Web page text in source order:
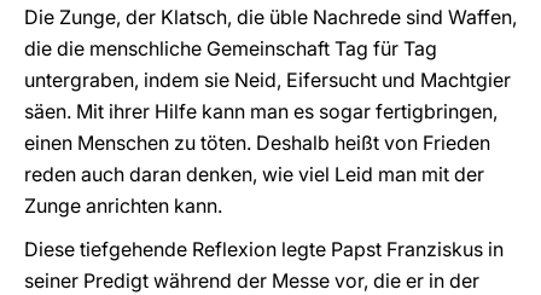
Die Zunge, der Klatsch, die üble Nachrede sind Waffen,
die die menschliche Gemeinschaft Tag für Tag
untergraben, indem sie Neid, Eifersucht und Machtgier
säen. Mit ihrer Hilfe kann man es sogar fertigbringen,
einen Menschen zu töten. Deshalb heißt von Frieden
reden auch daran denken, wie viel Leid man mit der
Zunge anrichten kann.
Diese tiefgehende Reflexion legte Papst Franziskus in
seiner Predigt während der Messe vor, die er in der